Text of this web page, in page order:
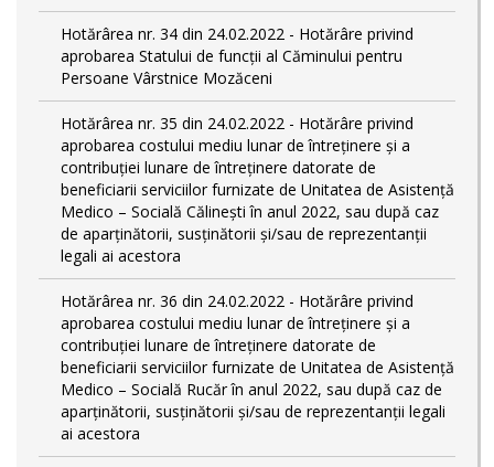
Hotărârea nr. 34 din 24.02.2022 - Hotărâre privind
aprobarea Statului de funcţii al Căminului pentru
Persoane Vârstnice Mozăceni
Hotărârea nr. 35 din 24.02.2022 - Hotărâre privind
aprobarea costului mediu lunar de întreținere și a
contribuției lunare de întreținere datorate de
beneficiarii serviciilor furnizate de Unitatea de Asistență
Medico – Socială Călineşti în anul 2022, sau după caz
de aparținătorii, susținătorii și/sau de reprezentanții
legali ai acestora
Hotărârea nr. 36 din 24.02.2022 - Hotărâre privind
aprobarea costului mediu lunar de întreținere și a
contribuției lunare de întreținere datorate de
beneficiarii serviciilor furnizate de Unitatea de Asistență
Medico – Socială Rucăr în anul 2022, sau după caz de
aparținătorii, susținătorii și/sau de reprezentanții legali
ai acestora